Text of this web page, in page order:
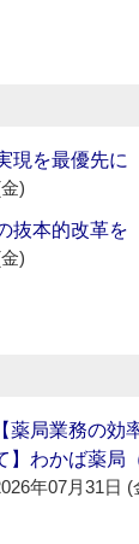
現を最優先に
)
抜本的改革を
)
【薬局業務の効
】わかば薬局
年07月31日 (